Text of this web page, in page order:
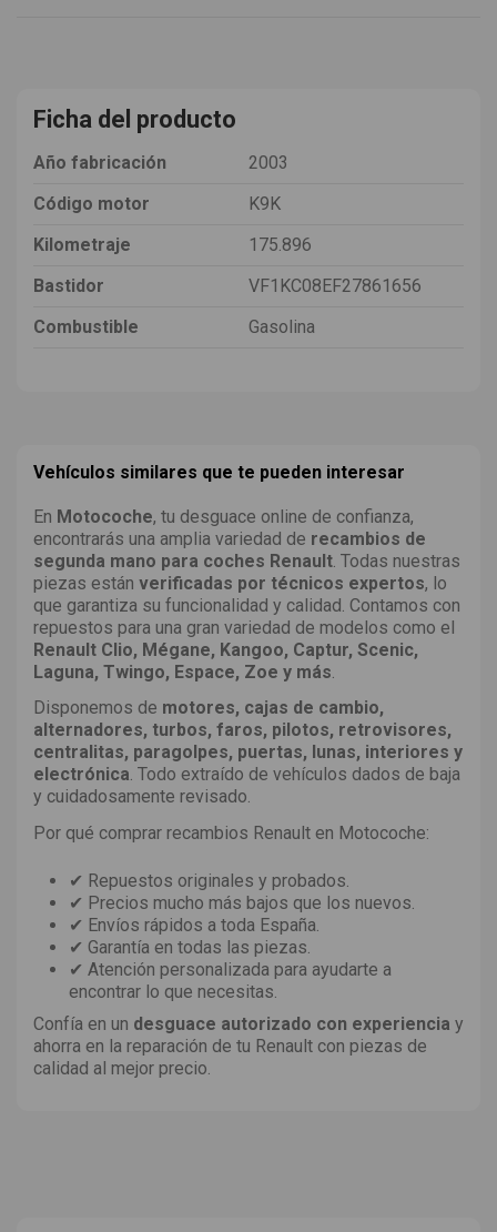
Ficha del producto
Año fabricación
2003
Código motor
K9K
Kilometraje
175.896
Bastidor
VF1KC08EF27861656
Combustible
Gasolina
Vehículos similares que te pueden interesar
En Motocoche, tu desguace online de confianza,
encontrarás una amplia variedad de recambios de
segunda mano para coches Renault . Todas nuestras
piezas están verificadas por técnicos expertos, lo
que garantiza su funcionalidad y calidad. Contamos con
repuestos para una gran variedad de modelos como el
Renault Clio, Mégane, Kangoo, Captur, Scenic,
Laguna, Twingo, Espace, Zoe y más
Disponemos de motores, cajas de cambio,
alternadores, turbos, faros, pilotos, retrovisores,
centralitas, paragolpes, puertas, lunas, interiores y
electrónica. Todo extraído de vehículos dados de baja
y cuidadosamente revisado.
Por qué comprar recambios Renault en Motocoche:
✔ Repuestos originales y probados.
✔ Precios mucho más bajos que los nuevos.
✔ Envíos rápidos a toda España.
✔ Garantía en todas las piezas.
✔ Atención personalizada para ayudarte a
encontrar lo que necesitas.
Confía en un desguace autorizado con experiencia y
ahorra en la reparación de tu Renault con piezas de
calidad al mejor precio.